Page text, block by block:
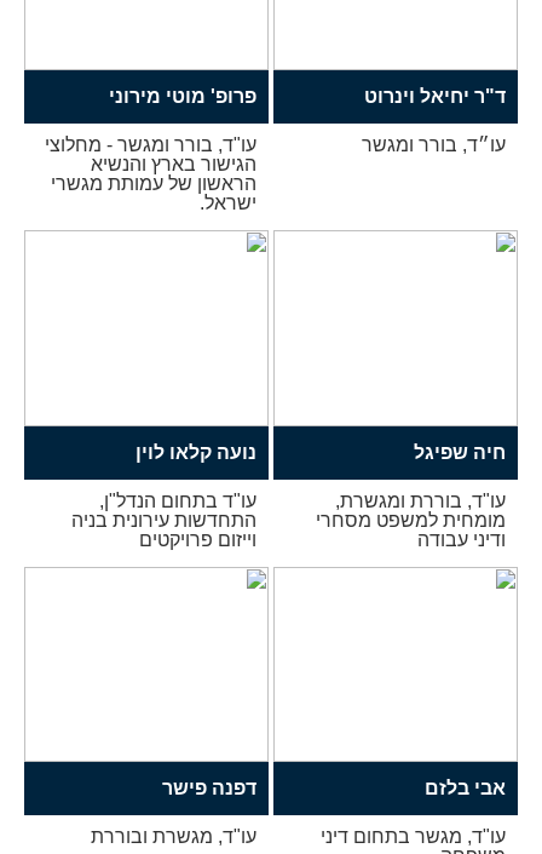
ד"ר יחיאל וינרוט
עו״ד, בורר ומגשר
פרופ' מוטי מירוני
עו"ד, בורר ומגשר - מחלוצי
הגישור בארץ והנשיא
הראשון של עמותת מגשרי
ישראל.
חיה שפיגל
עו"ד, בוררת ומגשרת,
מומחית למשפט מסחרי
ודיני עבודה
נועה קלאו לוין
עו"ד בתחום הנדל"ן,
התחדשות עירונית בניה
וייזום פרויקטים
אבי בלזם
עו"ד, מגשר בתחום דיני
דפנה פישר
עו"ד, מגשרת ובוררת